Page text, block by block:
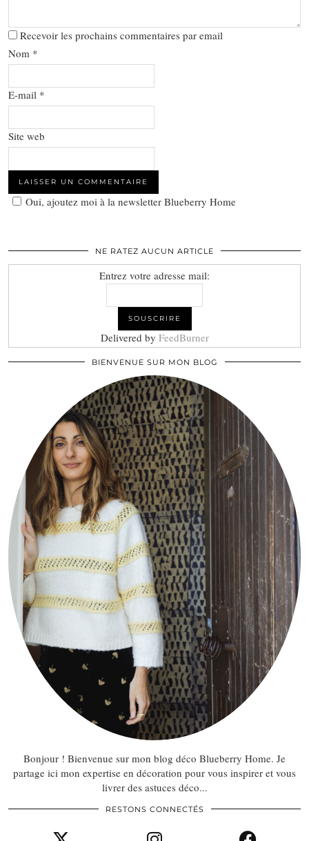
Recevoir les prochains commentaires par email
Nom *
E-mail *
Site web
Oui, ajoutez moi à la newsletter Blueberry Home
NE RATEZ AUCUN ARTICLE
Entrez votre adresse mail:
Delivered by FeedBurner
BIENVENUE SUR MON BLOG
Bonjour ! Bienvenue sur mon blog déco Blueberry Home. Je
partage ici mon expertise en décoration pour vous inspirer et vous
livrer des astuces déco...
RESTONS CONNECTÉS